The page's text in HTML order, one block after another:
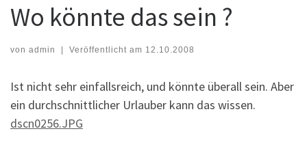
Wo könnte das sein ?
von admin | Veröffentlicht am 12.10.2008
Ist nicht sehr einfallsreich, und könnte überall sein. Aber
ein durchschnittlicher Urlauber kann das wissen.
dscn0256.JPG